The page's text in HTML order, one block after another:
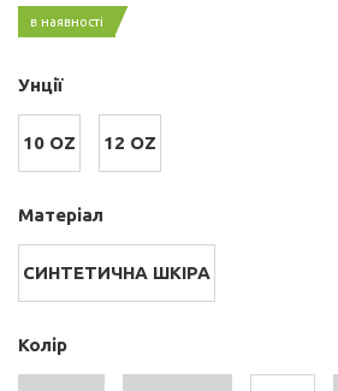
в наявності
Унції
10 OZ 12 OZ
Матеріал
СИНТЕТИЧНА ШКІРА
Колір